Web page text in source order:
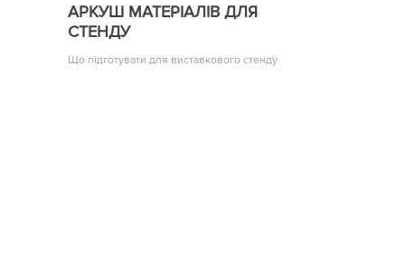
АРКУШ МАТЕРІАЛІВ ДЛЯ
СТЕНДУ
Що підготувати для виставкового стенду